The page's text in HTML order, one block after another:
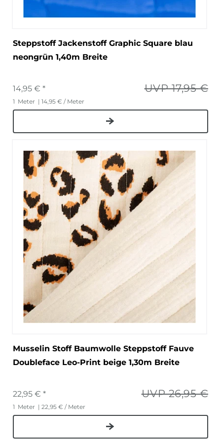
Steppstoff Jackenstoff Graphic Square blau
neongrün 1,40m Breite
UVP 17,95 €
14,95 € *
1 Meter | 14,95 € / Meter
Musselin Stoff Baumwolle Steppstoff Fauve
Doubleface Leo-Print beige 1,30m Breite
UVP 26,95 €
22,95 € *
1 Meter | 22,95 € / Meter